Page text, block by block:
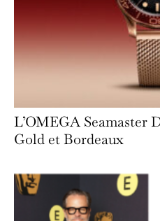
L’OMEGA Seamaster
Gold et Bordeaux